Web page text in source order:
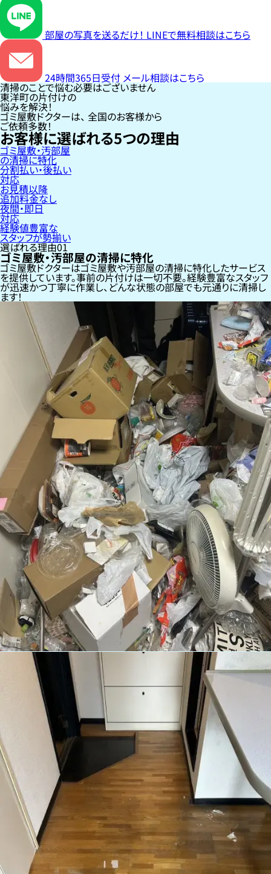
部屋の写真を送るだけ！ LINEで無料相談はこちら
24時間365日受付 メール相談はこちら
清掃のことで悩む必要はございません
東洋町の片付けの
悩みを解決！
ゴミ屋敷ドクターは、 全国のお客様から
ご依頼多数！
お客様に選ばれる5つの理由
ゴミ屋敷・汚部屋
の清掃に特化
分割払い・後払い
対応
お見積以降
追加料金なし
夜間・即日
対応
経験値豊富な
スタッフが勢揃い
選ばれる理由01
ゴミ屋敷・汚部屋の清掃に特化
ゴミ屋敷ドクターはゴミ屋敷や汚部屋の清掃に特化したサービス
を提供しています。事前の片付けは一切不要。経験豊富なスタッフ
が迅速かつ丁寧に作業し、どんな状態の部屋でも元通りに清掃し
ます！